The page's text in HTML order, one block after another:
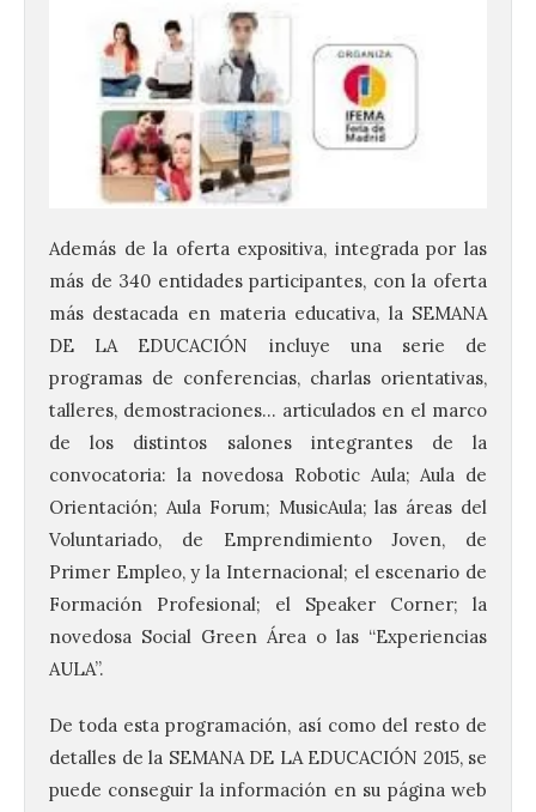
Además de la oferta expositiva, integrada por las
más de 340 entidades participantes, con la oferta
más destacada en materia educativa, la SEMANA
DE LA EDUCACIÓN incluye una serie de
programas de conferencias, charlas orientativas,
talleres, demostraciones… articulados en el marco
de los distintos salones integrantes de la
convocatoria: la novedosa Robotic Aula; Aula de
Orientación; Aula Forum; MusicAula; las áreas del
Voluntariado, de Emprendimiento Joven, de
Primer Empleo, y la Internacional; el escenario de
Formación Profesional; el Speaker Corner; la
novedosa Social Green Área o las “Experiencias
AULA”.
De toda esta programación, así como del resto de
detalles de la SEMANA DE LA EDUCACIÓN 2015, se
puede conseguir la información en su página web